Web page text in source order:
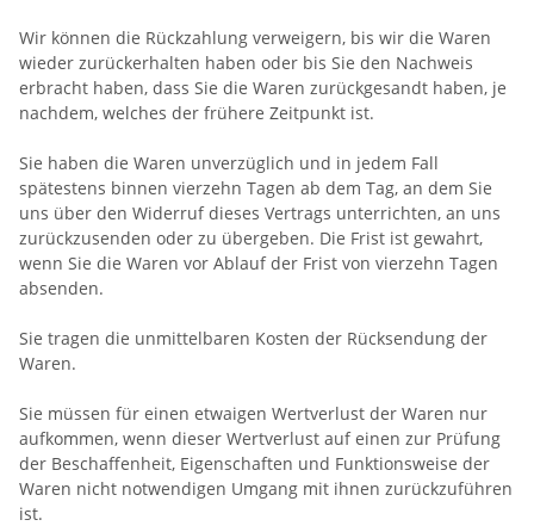
Wir können die Rückzahlung verweigern, bis wir die Waren
wieder zurückerhalten haben oder bis Sie den Nachweis
erbracht haben, dass Sie die Waren zurückgesandt haben, je
nachdem, welches der frühere Zeitpunkt ist.
Sie haben die Waren unverzüglich und in jedem Fall
spätestens binnen vierzehn Tagen ab dem Tag, an dem Sie
uns über den Widerruf dieses Vertrags unterrichten, an uns
zurückzusenden oder zu übergeben. Die Frist ist gewahrt,
wenn Sie die Waren vor Ablauf der Frist von vierzehn Tagen
absenden.
Sie tragen die unmittelbaren Kosten der Rücksendung der
Waren.
Sie müssen für einen etwaigen Wertverlust der Waren nur
aufkommen, wenn dieser Wertverlust auf einen zur Prüfung
der Beschaffenheit, Eigenschaften und Funktionsweise der
Waren nicht notwendigen Umgang mit ihnen zurückzuführen
ist.